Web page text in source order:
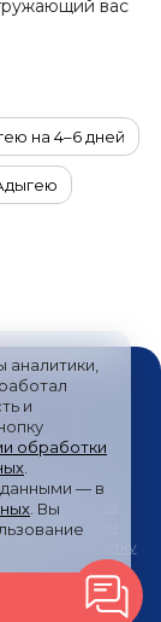
и
обработки
— в
. Вы
вас
на 4–6 дней
в Адыгее
Адыгее
в Адыгею
/
/Согласие на
обработки
на обработку